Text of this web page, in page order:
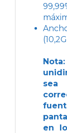
sea
en